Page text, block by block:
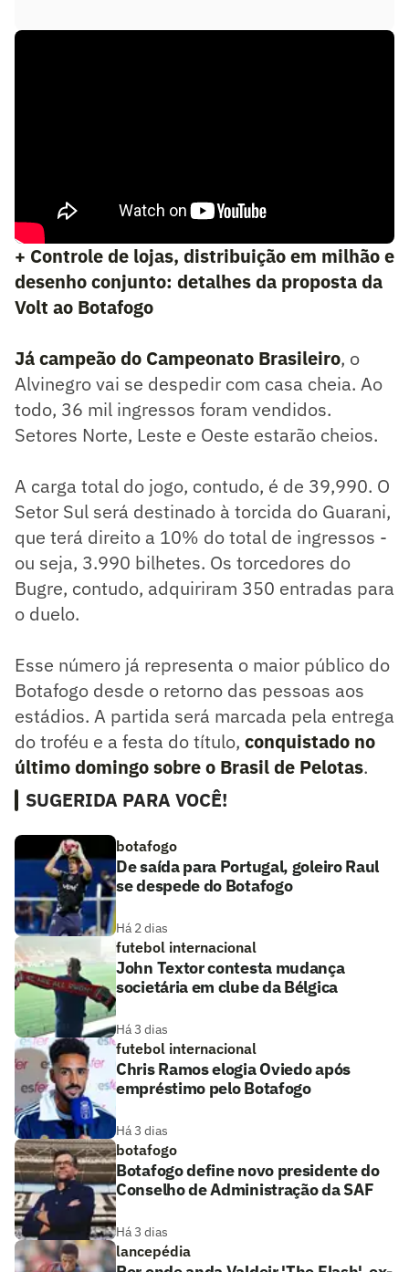
+ Controle de lojas, distribuição em milhão e
desenho conjunto: detalhes da proposta da
Volt ao Botafogo
Já campeão do Campeonato Brasileiro, o
Alvinegro vai se despedir com casa cheia. Ao
todo, 36 mil ingressos foram vendidos.
Setores Norte, Leste e Oeste estarão cheios.
A carga total do jogo, contudo, é de 39,990. O
Setor Sul será destinado à torcida do Guarani,
que terá direito a 10% do total de ingressos -
ou seja, 3.990 bilhetes. Os torcedores do
Bugre, contudo, adquiriram 350 entradas para
o duelo.
Esse número já representa o maior público do
Botafogo desde o retorno das pessoas aos
estádios. A partida será marcada pela entrega
do troféu e a festa do título, conquistado no
último domingo sobre o Brasil de Pelotas.
SUGERIDA PARA VOCÊ!
botafogo
De saída para Portugal, goleiro Raul
se despede do Botafogo
Há 2 dias
futebol internacional
John Textor contesta mudança
societária em clube da Bélgica
Há 3 dias
futebol internacional
Chris Ramos elogia Oviedo após
empréstimo pelo Botafogo
Há 3 dias
botafogo
Botafogo define novo presidente do
Conselho de Administração da SAF
Há 3 dias
lancepédia